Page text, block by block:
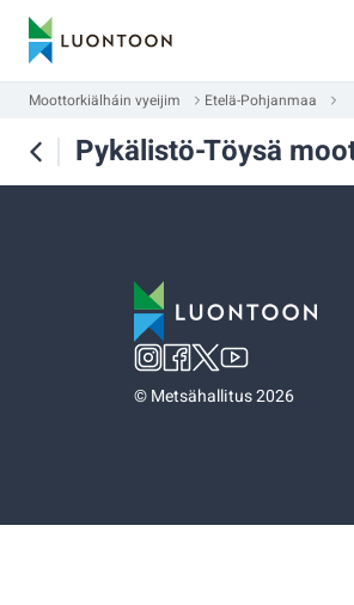
Moottorkiälháin vyeijim Etelä-Pohjanmaa
Pykälistö-Töysä
©Metsähallitus 2026